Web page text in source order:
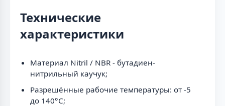
Технические
характеристики
Материал Nitril / NBR - бутадиен-
нитрильный каучук;
Разрешённые рабочие температуры: от -5
до 140°C;